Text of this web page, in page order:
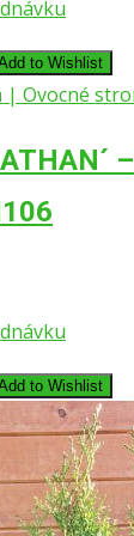
€.to Wishlist
to Wishlist